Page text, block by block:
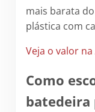
mais barata
plástica com
Veja o valor
Como
batedeira